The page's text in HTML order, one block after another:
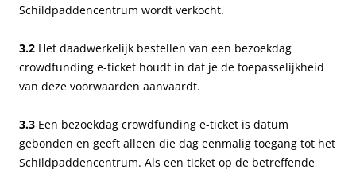
Schildpaddencentrum wordt verkocht.
3.2 Het daadwerkelijk bestellen van een bezoekdag
crowdfunding e-ticket houdt in dat je de toepasselijkheid
van deze voorwaarden aanvaardt.
3.3 Een bezoekdag crowdfunding e-ticket is datum
gebonden en geeft alleen die dag eenmalig toegang tot het
Schildpaddencentrum. Als een ticket op de betreffende